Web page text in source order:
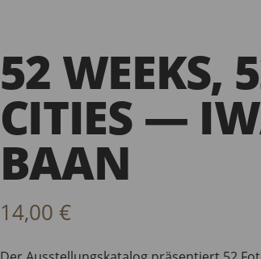
52 WEEKS,
CITIES —
BAAN
14,00 €